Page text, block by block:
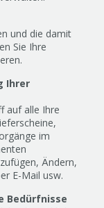
und die damit
Sie Ihre
Ihrer
auf alle Ihre
im
Ändern,
E-Mail usw.
Bedürfnisse